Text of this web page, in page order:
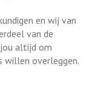
en wij van
van de
altijd om
willen overleggen.